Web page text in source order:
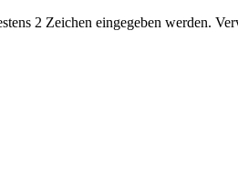
2 Zeichen eingegeben werden.